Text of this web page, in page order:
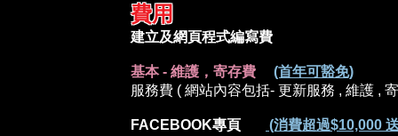
費用
建立及網頁程
基本 - 維護，寄存費 (首年可豁免)
服務費 ( 網站內容包括- 更新服務 , 維護 ,
FACEBOOK專頁 (消費超過$10,000